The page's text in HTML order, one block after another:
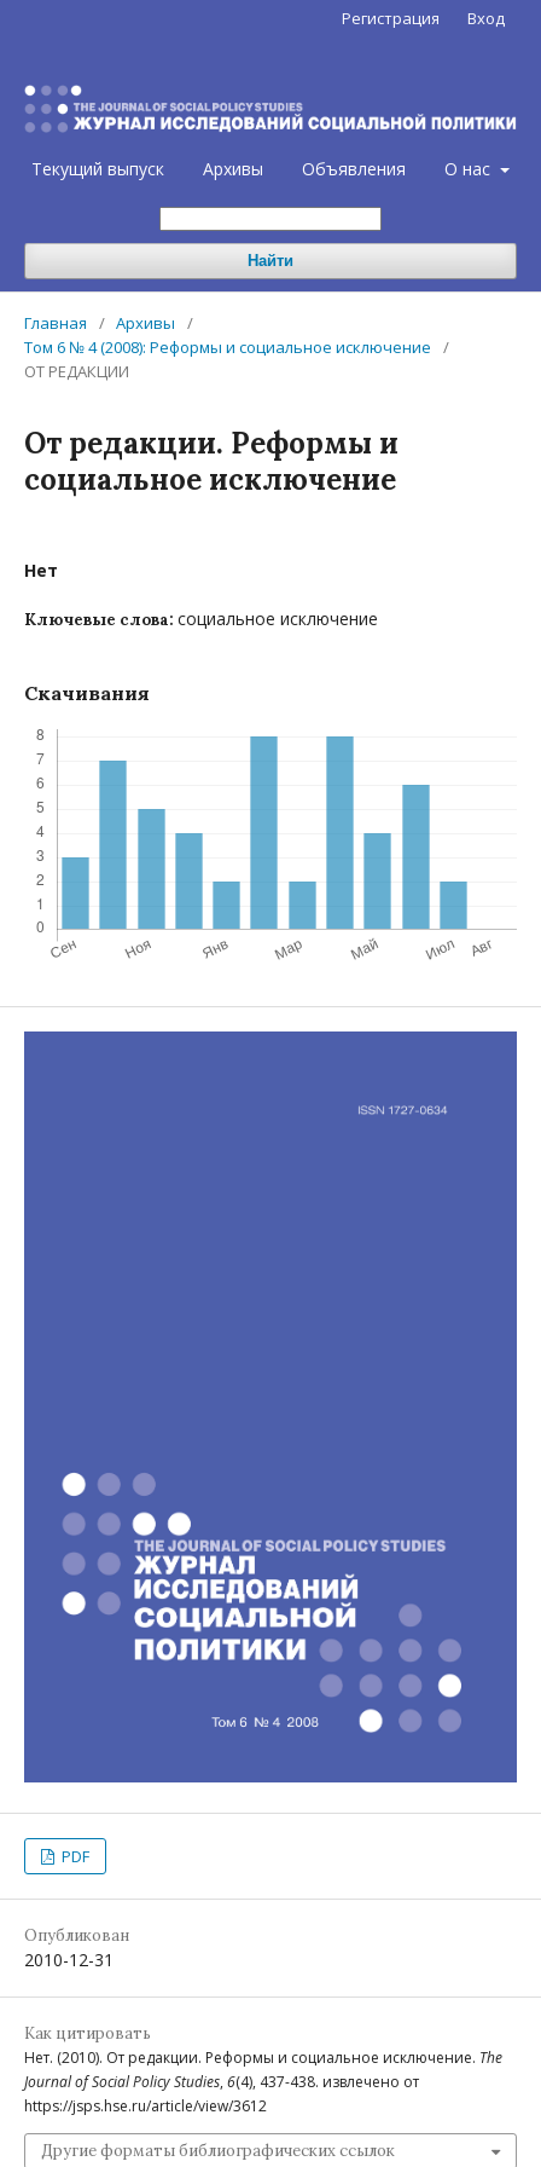
Текущий выпуск Архивы Объявления О нас
Найти
Регистрация Вход
Главная / Архивы
/
Том 6 № 4 (2008): Реформы и социальное исключение
/
ОТ РЕДАКЦИИ
От редакции. Реформы и
социальное исключение
Нет
Ключевые слова: социальное исключение
Скачивания
PDF
Опубликован
2010-12-31
Как цитировать
Нет. (2010). От редакции. Реформы и социальное исключение. The
Journal of Social Policy Studies, 6(4), 437-438. извлечено от
https://jsps.hse.ru/article/view/3612
Другие форматы библиографических ссылок